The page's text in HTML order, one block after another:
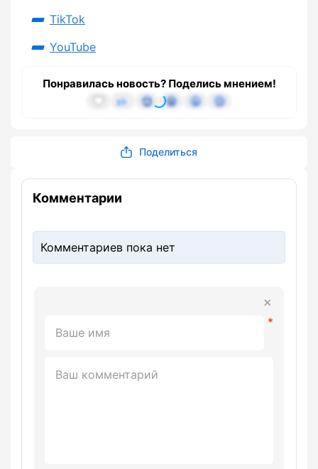
TikTok
YouTube
Понравилась новость? Поделись мнением!
Поделиться
Комментарии
Комментариев пока нет